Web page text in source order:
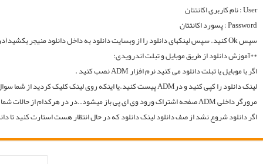
لینک دانلود را کپی کنید و درADM پیست کنید.یا اینکه روی لینک کلیک کردید از شما سوال میکند با چه اپی دانلود شود و شما ADM را انتخاب میکنید.. سپس خود اپ از شما یوزر و پسوورد را سوال میکند یا در